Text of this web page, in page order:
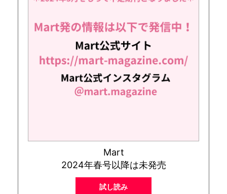
Mart
2024年春号以降は未発売
試し読み